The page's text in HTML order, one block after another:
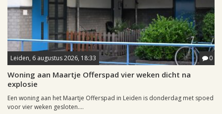
Leiden, 6 augustus 2026, 18:33 0
Woning aan Maartje Offerspad vier weken dicht na
explosie
Een woning aan het Maartje Offerspad in Leiden is donderdag met spoed
voor vier weken gesloten....